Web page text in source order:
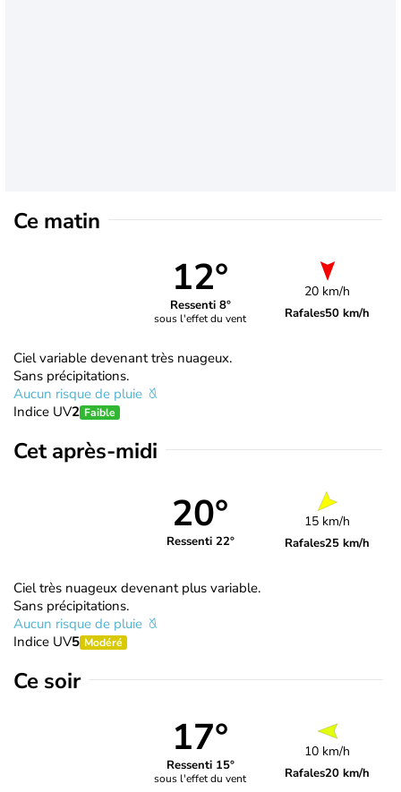
Ce matin
12°
Ressenti 8°
sous l'effet du vent
20 km/h
Rafales50 km/h
Ciel variable devenant très nuageux.
Sans précipitations.
Aucun risque de pluie
Indice UV2 Faible
Cet après-midi
20°
Ressenti 22°
15 km/h
Rafales25 km/h
Ciel très nuageux devenant plus variable.
Sans précipitations.
Aucun risque de pluie
Indice UV5 Modéré
Ce soir
17°
Ressenti 15°
sous l'effet du vent
10 km/h
Rafales20 km/h